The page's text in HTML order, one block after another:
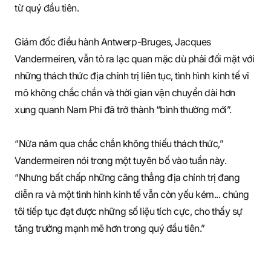
từ quý đầu tiên.
Giám đốc điều hành Antwerp-Bruges, Jacques
Vandermeiren, vẫn tỏ ra lạc quan mặc dù phải đối mặt với
những thách thức địa chính trị liên tục, tình hình kinh tế vĩ
mô không chắc chắn và thời gian vận chuyển dài hơn
xung quanh Nam Phi đã trở thành “bình thường mới”.
“Nửa năm qua chắc chắn không thiếu thách thức,”
Vandermeiren nói trong một tuyên bố vào tuần này.
“Nhưng bất chấp những căng thẳng địa chính trị đang
diễn ra và một tình hình kinh tế vẫn còn yếu kém... chúng
tôi tiếp tục đạt được những số liệu tích cực, cho thấy sự
tăng trưởng mạnh mẽ hơn trong quý đầu tiên.”